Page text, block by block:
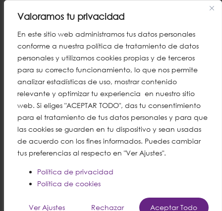
Valoramos tu privacidad
En este sitio web administramos tus datos personales
conforme a nuestra política de tratamiento de datos
personales y utilizamos cookies propias y de terceros
para su correcto funcionamiento, lo que nos permite
analizar estadísticas de uso, mostrar contenido
relevante y optimizar tu experiencia en nuestro sitio
web. Si eliges "ACEPTAR TODO", das tu consentimiento
para el tratamiento de tus datos personales y para que
las cookies se guarden en tu dispositivo y sean usadas
de acuerdo con los fines informados. Puedes cambiar
tus preferencias al respecto en "Ver Ajustes".
Política de privacidad
Política de cookies
Ver Ajustes Rechazar Aceptar Todo